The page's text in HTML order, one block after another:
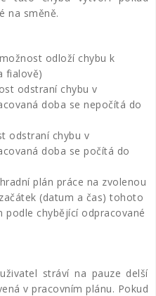
na směně.
odloží chybu k
fialově)
odstraní chybu v
doba se nepočítá do
odstraní chybu v
doba se počítá do
plán práce na zvolenou
(datum a čas) tohoto
chybějící odpracované
stráví na pauze delší
v pracovním plánu. Pokud